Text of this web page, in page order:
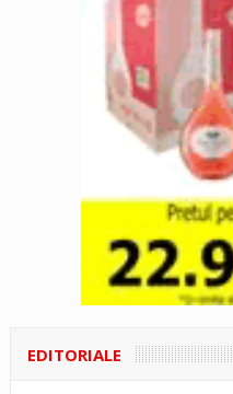
EDITORIALE